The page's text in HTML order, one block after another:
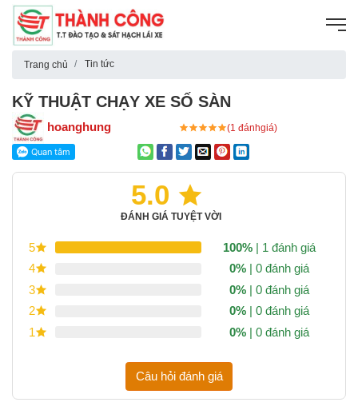
Trang chủ Tin tức
KỸ THUẬT CHẠY XE SỐ SÀN
hoanghung (1 đánhgiá)
5.0
ĐÁNH GIÁ TUYỆT VỜI
5 100% | 1 đánh giá
4
0% | 0 đánh giá
3
0% | 0 đánh giá
2
0% | 0 đánh giá
1
0% | 0 đánh giá
Câu hỏi đánh giá